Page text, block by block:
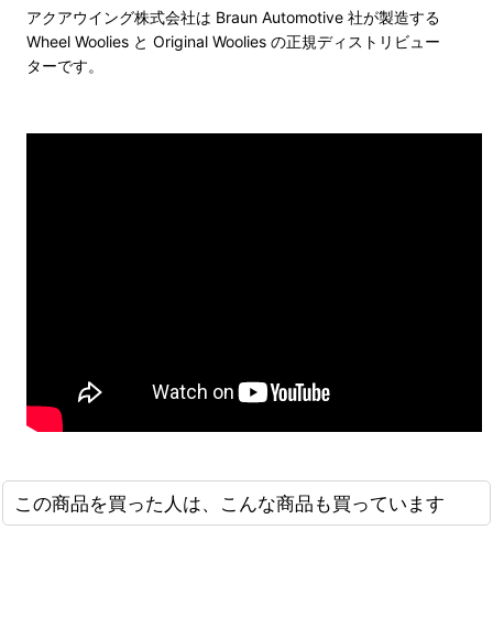
アクアウイング株式会社は Braun Automotive 社が製造する
Wheel Woolies と Original Woolies の正規ディストリビュー
ターです。
この商品を買った人は、こんな商品も買っています